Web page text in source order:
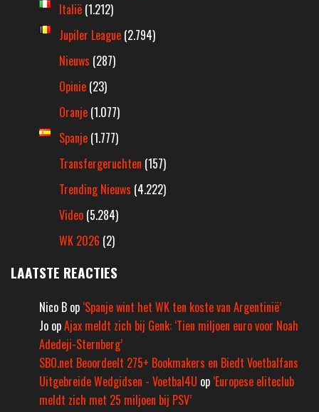
Italië (1.212)
Jupiler League (2.794)
Nieuws (287)
Opinie (23)
Oranje (1.077)
Spanje (1.777)
Transfergeruchten (157)
Trending Nieuws (4.222)
Video (5.284)
WK 2026 (2)
LAATSTE REACTIES
Nico B op ‘Spanje wint het WK ten koste van Argentinië’
Jo opAjax meldt zich bij Genk: ‘Tien miljoen euro voor Noah
Adedeji-Sternberg’
SBO.net Beoordeelt 275+ Bookmakers en Biedt Voetbalfans
Uitgebreide Wedgidsen - Voetbal4U op ‘Europese eliteclub
meldt zich met 25 miljoen bij PSV’